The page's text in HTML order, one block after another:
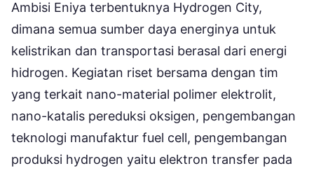
Ambisi Eniya terbentuknya Hydrogen City,
dimana semua sumber daya energinya untuk
kelistrikan dan transportasi berasal dari energi
hidrogen. Kegiatan riset bersama dengan tim
yang terkait nano-material polimer elektrolit,
nano-katalis pereduksi oksigen, pengembangan
teknologi manufaktur fuel cell, pengembangan
produksi hydrogen yaitu elektron transfer pada